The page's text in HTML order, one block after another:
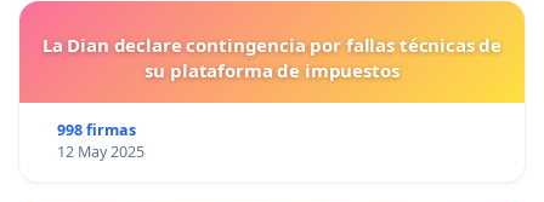
La Dian declare contingencia por fallas técnicas de
su plataforma de impuestos
998 firmas
12 May 2025